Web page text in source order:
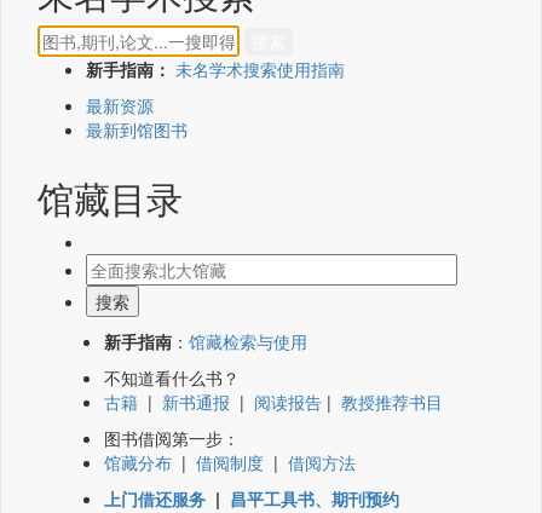
新手指南： 未名学术搜索使用指南
最新资源
最新到馆图书
馆藏目录
新手指南 ： 馆藏检索与使用
不知道看什么书？
古籍 | 新书通报 | 阅读报告 | 教授推荐书目
图书借阅第一步：
馆藏分布 | 借阅制度 | 借阅方法
上门借还服务 | 昌平工具书、期刊预约